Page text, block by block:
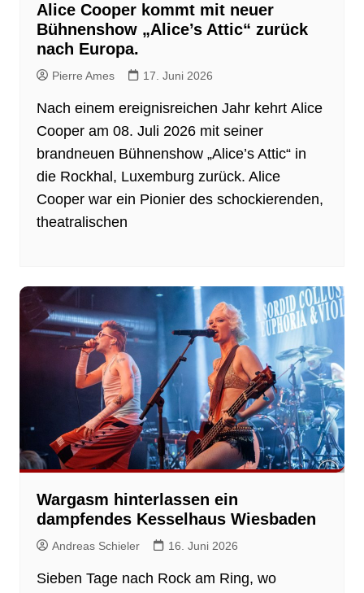
Alice Cooper kommt mit neuer
Bühnenshow „Alice’s Attic“ zurück
nach Europa.
Pierre Ames 17. Juni 2026
Nach einem ereignisreichen Jahr kehrt Alice
Cooper am 08. Juli 2026 mit seiner
brandneuen Bühnenshow „Alice’s Attic“ in
die Rockhal, Luxemburg zurück. Alice
Cooper war ein Pionier des schockierenden,
theatralischen
Wargasm hinterlassen ein
dampfendes Kesselhaus Wiesbaden
Andreas Schieler 16. Juni 2026
Sieben Tage nach Rock am Ring, wo